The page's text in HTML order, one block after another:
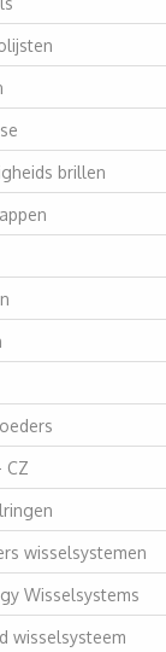
brillen
CZ
wisselsystemen
Wisselsystems
wisselsysteem